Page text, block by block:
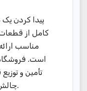
پیدا کردن
کامل از
مناسب
است.
تأمین و
چالش را برای شما برطرف کرده است.